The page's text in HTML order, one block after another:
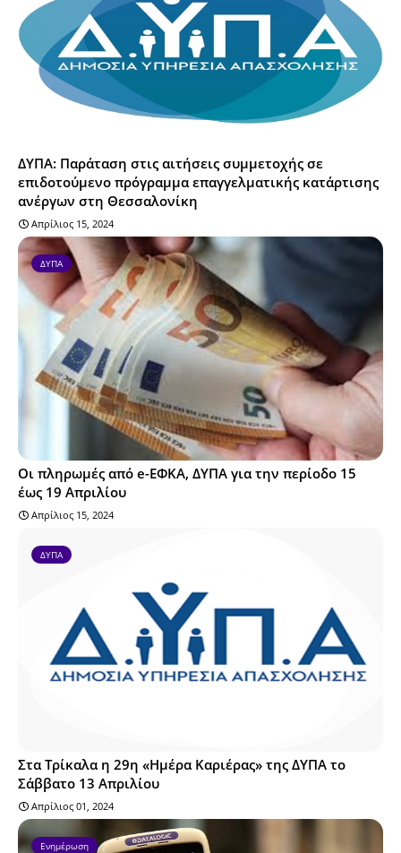
ΔΥΠΑ: Παράταση στις αιτήσεις συμμετοχής σε
επιδοτούμενο πρόγραμμα επαγγελματικής κατάρτισης
ανέργων στη Θεσσαλονίκη
Απρίλιος 15, 2024
ΔΥΠΑ
Οι πληρωμές από e-ΕΦΚΑ, ΔΥΠΑ για την περίοδο 15
έως 19 Απριλίου
Απρίλιος 15, 2024
ΔΥΠΑ
Στα Τρίκαλα η 29η «Ημέρα Καριέρας» της ΔΥΠΑ το
Σάββατο 13 Απριλίου
Απρίλιος 01, 2024
Ενημέρωση